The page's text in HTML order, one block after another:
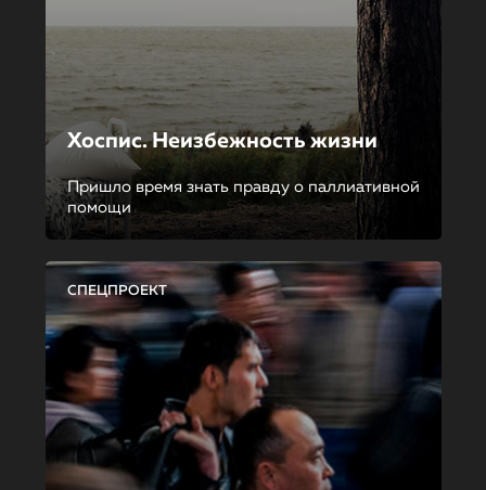
Хоспис. Неизбежность жизни
Пришло время знать правду о паллиативной
помощи
СПЕЦПРОЕКТ